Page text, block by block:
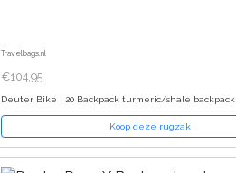
Travelbags.nl
€104,95
Deuter Bike I 20 Backpack turmeric/shale backpack
Koop deze rugzak